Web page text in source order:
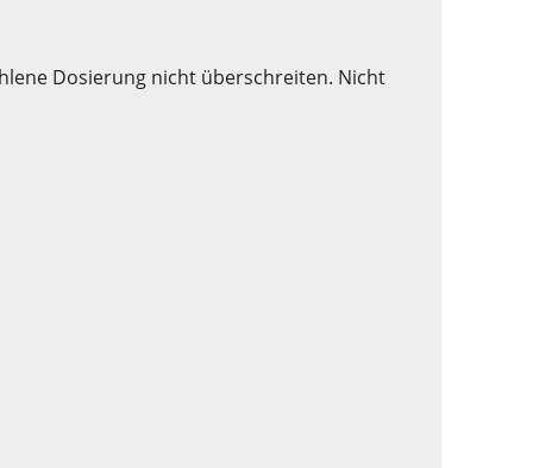
Dosierung nicht überschreiten. Nicht